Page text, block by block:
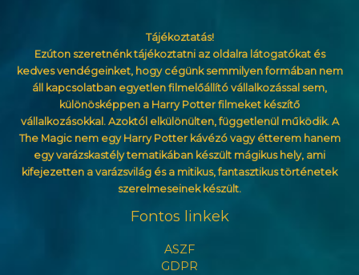
Tájékoztatás!
Ezúton szeretnénk tájékoztatni az oldalra látogatókat és
kedves vendégeinket, hogy cégünk semmilyen formában nem
áll kapcsolatban egyetlen filmelőállító vállalkozással sem,
különösképpen a Harry Potter filmeket készítő
vállalkozásokkal. Azoktól elkülönülten, függetlenül működik. A
The Magic nem egy Harry Potter kávézó vagy étterem hanem
egy varázskastély tematikában készült mágikus hely, ami
kifejezetten a varázsvilág és a mitikus, fantasztikus történetek
szerelmeseinek készült.
Fontos linkek
ASZF
GDPR